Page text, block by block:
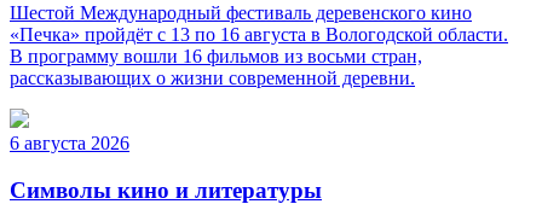
Шестой Международный фестиваль деревенского кино
«Печка» пройдёт с 13 по 16 августа в Вологодской области.
В программу вошли 16 фильмов из восьми стран,
рассказывающих о жизни современной деревни.
6 августа 2026
Символы кино и литературы